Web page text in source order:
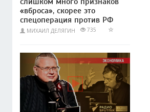
«вброса», скорее это
спецоперация против РФ
МИХАИЛ ДЕЛЯГИН 735